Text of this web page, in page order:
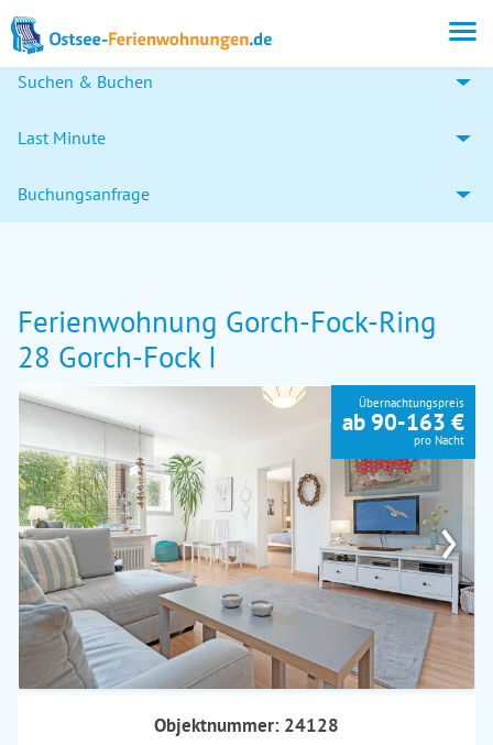
Suchen & Buchen
Last Minute
Buchungsanfrage
Ferienwohnung Gorch-Fock-Ring
28 Gorch-Fock I
›
Übernachtungspreis
ab 90-163 €
pro Nacht
Objektnummer: 24128